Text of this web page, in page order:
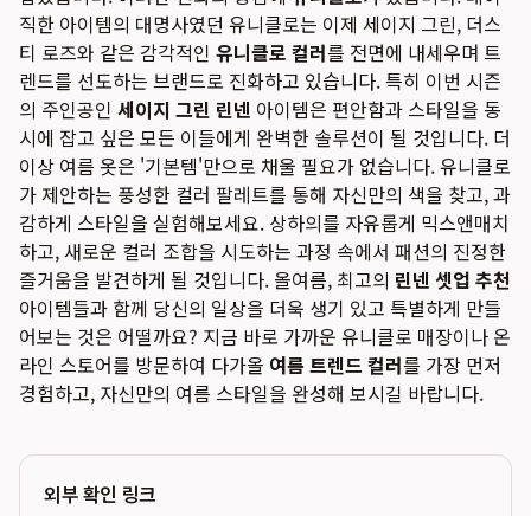
직한 아이템의 대명사였던 유니클로는 이제 세이지 그린, 더스
티 로즈와 같은 감각적인 유니클로 컬러를 전면에 내세우며 트
렌드를 선도하는 브랜드로 진화하고 있습니다. 특히 이번 시즌
의 주인공인 세이지 그린 린넨 아이템은 편안함과 스타일을 동
시에 잡고 싶은 모든 이들에게 완벽한 솔루션이 될 것입니다. 더
이상 여름 옷은 '기본템'만으로 채울 필요가 없습니다. 유니클로
가 제안하는 풍성한 컬러 팔레트를 통해 자신만의 색을 찾고, 과
감하게 스타일을 실험해보세요. 상하의를 자유롭게 믹스앤매치
하고, 새로운 컬러 조합을 시도하는 과정 속에서 패션의 진정한
즐거움을 발견하게 될 것입니다. 올여름, 최고의 린넨 셋업 추천
아이템들과 함께 당신의 일상을 더욱 생기 있고 특별하게 만들
어보는 것은 어떨까요? 지금 바로 가까운 유니클로 매장이나 온
라인 스토어를 방문하여 다가올 여름 트렌드 컬러를 가장 먼저
경험하고, 자신만의 여름 스타일을 완성해 보시길 바랍니다.
외부 확인 링크